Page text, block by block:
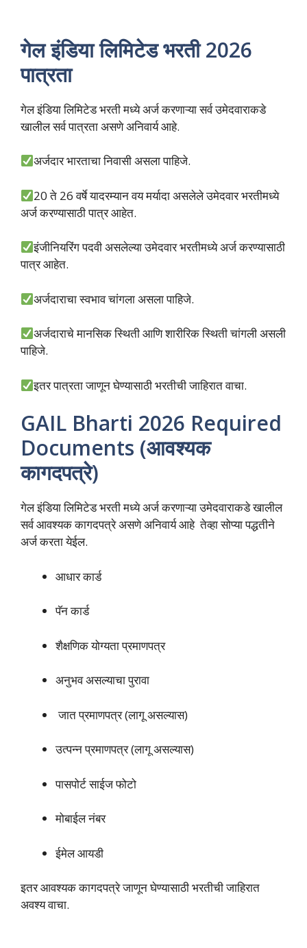
गेल इंडिया लिमिटेड भरती 2026
पात्रता
गेल इंडिया लिमिटेड भरती मध्ये अर्ज करणाऱ्या सर्व उमेदवाराकडे
खालील सर्व पात्रता असणे अनिवार्य आहे.
अर्जदार भारताचा निवासी असला पाहिजे.
20 ते 26 वर्षे यादरम्यान वय मर्यादा असलेले उमेदवार भरतीमध्ये
अर्ज करण्यासाठी पात्र आहेत.
इंजीनियरिंग पदवी असलेल्या उमेदवार भरतीमध्ये अर्ज करण्यासाठी
पात्र आहेत.
अर्जदाराचा स्वभाव चांगला असला पाहिजे.
अर्जदाराचे मानसिक स्थिती आणि शारीरिक स्थिती चांगली असली
पाहिजे.
इतर पात्रता जाणून घेण्यासाठी भरतीची जाहिरात वाचा.
GAIL Bharti 2026 Required
Documents (आवश्यक
कागदपत्रे)
गेल इंडिया लिमिटेड भरती मध्ये अर्ज करणाऱ्या उमेदवाराकडे खालील
सर्व आवश्यक कागदपत्रे असणे अनिवार्य आहे तेव्हा सोप्या पद्धतीने
अर्ज करता येईल.
आधार कार्ड
पॅन कार्ड
शैक्षणिक योग्यता प्रमाणपत्र
अनुभव असल्याचा पुरावा
जात प्रमाणपत्र (लागू असल्यास)
उत्पन्न प्रमाणपत्र (लागू असल्यास)
पासपोर्ट साईज फोटो
मोबाईल नंबर
ईमेल आयडी
इतर आवश्यक कागदपत्रे जाणून घेण्यासाठी भरतीची जाहिरात
अवश्य वाचा.